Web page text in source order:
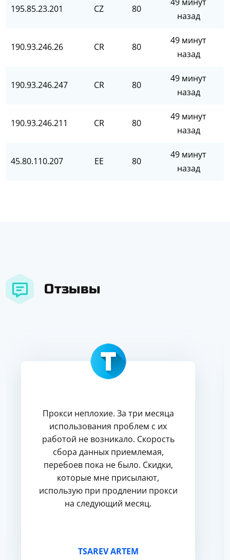
195.85.23.201 CZ 80
назад
190.93.246.26 CR 80
49 минут
назад
190.93.246.247 CR 80
49 минут
назад
190.93.246.211 CR 80
49 минут
назад
45.80.110.207 EE 80
49 минут
назад
Отзывы
Прокси неплохие. За три месяца
использования проблем с их
работой не возникало. Скорость
сбора данных приемлемая,
перебоев пока не было. Скидки,
которые мне присылают,
использую при продлении прокси
на следующий месяц.
TSAREV ARTEM